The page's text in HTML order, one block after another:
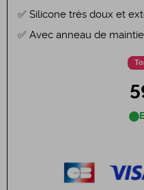
Silicone très doux et
Avec anneau de